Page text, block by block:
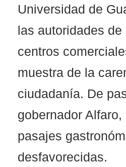
Universidad de
las autoridades
centros
muestra de la
ciudadanía. De
gobernador
pasajes
desfavorecidas.